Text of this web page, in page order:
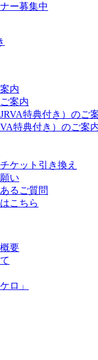
ー募集中
内
案内
特典付き）のご
特典付き）のご案
ケット引き換え
い
るご質問
こちら
要
ロ」